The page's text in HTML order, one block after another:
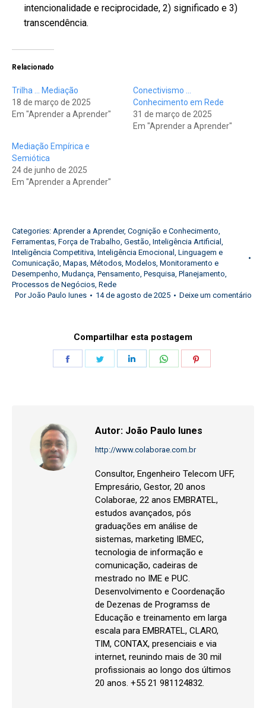
intencionalidade e reciprocidade, 2) significado e 3)
transcendência.
Relacionado
Trilha … Mediação
18 de março de 2025
Em "Aprender a Aprender"
Conectivismo …
Conhecimento em Rede
31 de março de 2025
Em "Aprender a Aprender"
Mediação Empírica e
Semiótica
24 de junho de 2025
Em "Aprender a Aprender"
Categories: Aprender a Aprender, Cognição e Conhecimento
Ferramentas Força de Trabalho Gestão Inteligência Artificial
Inteligência Competitiva Inteligência Emocional Linguagem e
Comunicação Mapas Métodos Modelos Monitoramento e
Desempenho Mudança Pensamento Pesquisa Planejamento
Processos de Negócios Rede
PorJoão Paulo Iunes 14 de agosto de 2025 Deixe um comentário
Compartilhar esta postagem
Autor: João Paulo Iunes
http://www.colaborae.com.br
Consultor, Engenheiro Telecom UFF,
Empresário, Gestor, 20 anos
Colaborae, 22 anos EMBRATEL,
estudos avançados, pós
graduações em análise de
sistemas, marketing IBMEC,
tecnologia de informação e
comunicação, cadeiras de
mestrado no IME e PUC.
Desenvolvimento e Coordenação
de Dezenas de Programss de
Educação e treinamento em larga
escala para EMBRATEL, CLARO,
TIM, CONTAX, presenciais e via
internet, reunindo mais de 30 mil
profissionais ao longo dos últimos
20 anos. +55 21 981124832.